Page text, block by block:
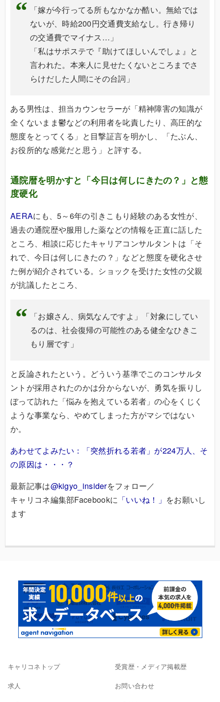
「嫁が今行ってる所もなかなか酷い。無給では
ないが、時給200円交通費支給なし。行き帰り
の交通費でマイナス…」
「私はサポステで『助けてほしいんでしょ』と
言われた。本来人に見せたくないところまでさ
らけだした人間にその台詞」
ある男性は、担当カウンセラーが「精神障害の知識が
全くないまま鬱などの利用者を叱責したり、高圧的な
態度をとってくる」と目撃証言を明かし、「たぶん、
お役所的な感覚だと思う」と評する。
通院暦を明かすと「今日は何しにきたの？」と態
度硬化
AERAにも、5～6年の引きこもり経験のある女性が、
過去の通院歴や服用した薬などの情報を正直に話した
ところ、相談に応じたキャリアコンサルタントは「そ
れで、今日は何しにきたの？」などと態度を硬化させ
た例が紹介されている。ショックを受けた女性の父親
が抗議したところ、
「お嬢さん、病気なんですよ」「対象にしてい
るのは、社会復帰の可能性のある健全なひきこ
もり層です」
と反論されたという。どういう基準でこのコンサルタ
ントが採用されたのかは分からないが、勇気を振りし
ぼって訪れた「悩みを抱えている若者」の心をくじく
ような事業なら、やめてしまった方がマシではない
か。
あわせてよみたい：「突然折れる若者」が224万人、そ
の原因は・・・？
最新記事は@kigyo_insiderをフォロー／
キャリコネ編集部Facebookに 「いいね！」 をお願いし
ます
キャリコネトップ
求人
受賞歴・メディア掲載歴
お問い合わせ